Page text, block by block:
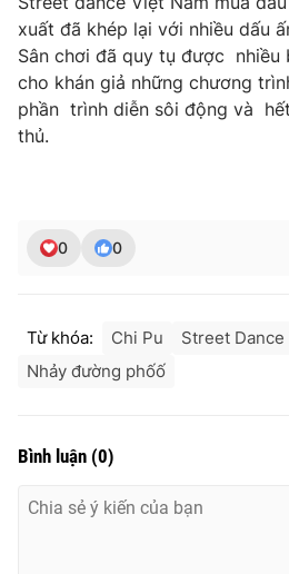
Ðiện thoại Thời báo VTV:024.66 897
Email: toasoan@vtv.vn
Liên hệ quảng cáo: 024-7300.7108
® Cấm sao chép dưới mọi hình thức
xuất đã khép lại với nhiều dấu
Sân chơi đã quy tụ được nhiều
cho khán giả những chương
phần trình diễn sôi động và
thủ.
0 0
Từ khóa: Chi Pu
Street Dance
Nhảy đường phốố
Bình luận (0)